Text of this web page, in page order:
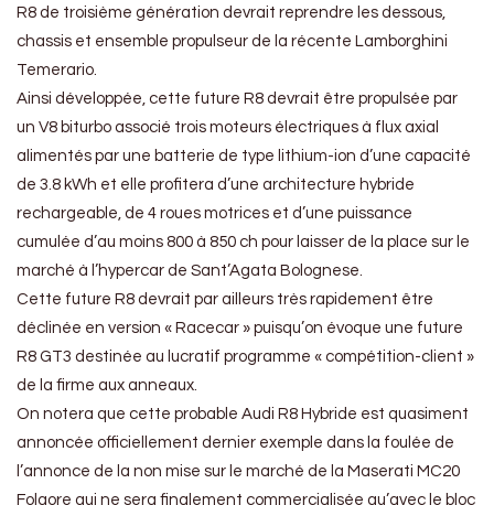
R8 de troisième génération devrait reprendre les dessous,
chassis et ensemble propulseur de la récente Lamborghini
Temerario.
Ainsi développée, cette future R8 devrait être propulsée par
un V8 biturbo associé trois moteurs électriques à flux axial
alimentés par une batterie de type lithium-ion d’une capacité
de 3.8 kWh et elle profitera d’une architecture hybride
rechargeable, de 4 roues motrices et d’une puissance
cumulée d’au moins 800 à 850 ch pour laisser de la place sur le
marché à l’hypercar de Sant’Agata Bolognese.
Cette future R8 devrait par ailleurs très rapidement être
déclinée en version « Racecar » puisqu’on évoque une future
R8 GT3 destinée au lucratif programme « compétition-client »
de la firme aux anneaux.
On notera que cette probable Audi R8 Hybride est quasiment
annoncée officiellement dernier exemple dans la foulée de
l’annonce de la non mise sur le marché de la Maserati MC20
Folgore qui ne sera finalement commercialisée qu’avec le bloc